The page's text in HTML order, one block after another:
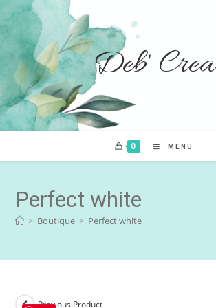
Deb' Crea
0 MENU
Perfect white
> Boutique > Perfect white
Previous Product